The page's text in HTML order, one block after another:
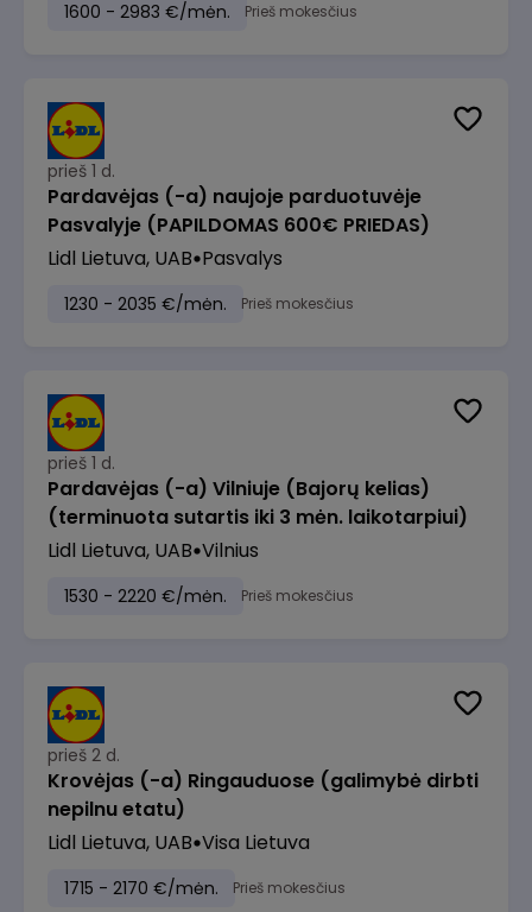
1600 - 2983 €/mėn. Prieš mokesčius
prieš 1 d.
Pardavėjas (-a) naujoje parduotuvėje
Pasvalyje (PAPILDOMAS 600€ PRIEDAS)
Lidl Lietuva, UAB Pasvalys
1230 - 2035 €/mėn. Prieš mokesčius
prieš 1 d.
Pardavėjas (-a) Vilniuje (Bajorų kelias)
(terminuota sutartis iki 3 mėn. laikotarpiui)
Lidl Lietuva, UAB Vilnius
1530 - 2220 €/mėn. Prieš mokesčius
prieš 2 d.
Krovėjas (-a) Ringauduose (galimybė dirbti
nepilnu etatu)
Lidl Lietuva, UAB Visa Lietuva
1715 - 2170 €/mėn. Prieš mokesčius